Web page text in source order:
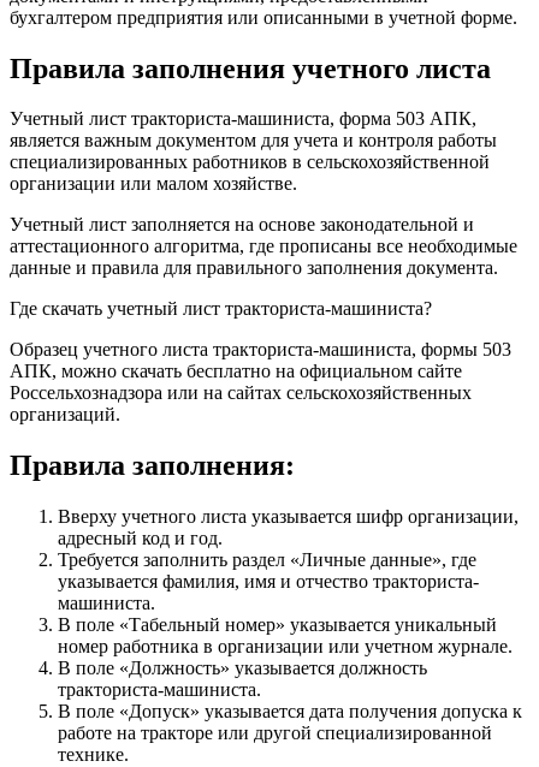
бухгалтером предприятия или описанными в учетной форме.
Правила заполнения учетного листа
Учетный лист тракториста-машиниста, форма 503 АПК,
является важным документом для учета и контроля работы
специализированных работников в сельскохозяйственной
организации или малом хозяйстве.
Учетный лист заполняется на основе законодательной и
аттестационного алгоритма, где прописаны все необходимые
данные и правила для правильного заполнения документа.
Где скачать учетный лист тракториста-машиниста?
Образец учетного листа тракториста-машиниста, формы 503
АПК, можно скачать бесплатно на официальном сайте
Россельхознадзора или на сайтах сельскохозяйственных
организаций.
Правила заполнения:
Вверху учетного листа указывается шифр организации,
адресный код и год.
Требуется заполнить раздел «Личные данные», где
указывается фамилия, имя и отчество тракториста-
машиниста.
В поле «Табельный номер» указывается уникальный
номер работника в организации или учетном журнале.
В поле «Должность» указывается должность
тракториста-машиниста.
В поле «Допуск» указывается дата получения допуска к
работе на тракторе или другой специализированной
технике.